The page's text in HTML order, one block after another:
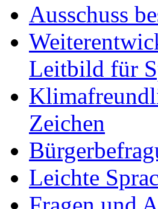
Ausschuss
Leitbild für
Zeichen
Leichte